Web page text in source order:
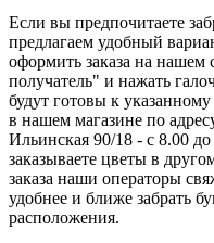
Если вы предпочитаете
предлагаем удобный
оформить заказа на нашем
получатель" и нажать
будут готовы к
в нашем магазине по
Ильинская 90/18 - с 8.00
заказываете цветы в
заказа наши операторы
удобнее и ближе забрать
расположения.